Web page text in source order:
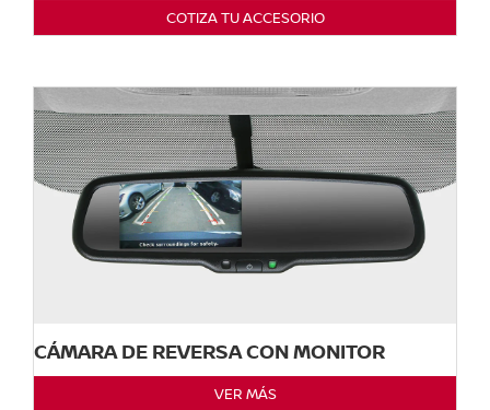
COTIZA TU ACCESORIO
CÁMARA DE REVERSA CON MONITOR
VER MÁS